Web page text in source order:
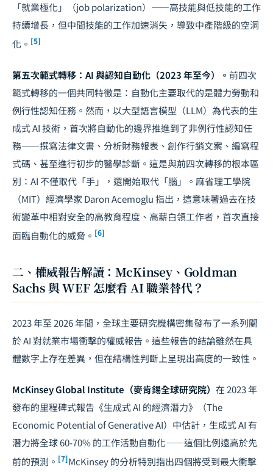
「就業極化」（job polarization）——高技能與低技能的工作
持續增長，但中間技能的工作加速消失，導致中產階級的空洞
化。 [5]
第五次範式轉移：AI 與認知自動化（2023 年至今）。 前四次
範式轉移的一個共同特徵是：自動化主要取代的是體力勞動和
例行性認知任務。然而，以大型語言模型（LLM）為代表的生
成式 AI 技術，首次將自動化的邊界推進到了非例行性認知任
務——撰寫法律文書、分析財務報表、創作行銷文案、編寫程
式碼、甚至進行初步的醫學診斷。這是與前四次轉移的根本區
別：AI 不僅取代「手」，還開始取代「腦」。麻省理工學院
（MIT）經濟學家 Daron Acemoglu 指出，這意味著過去在技
術變革中相對安全的高教育程度、高薪白領工作者，首次直接
面臨自動化的威脅。 [6]
二、權威報告解讀：McKinsey、Goldman
Sachs 與 WEF 怎麼看 AI 職業替代？
2023 年至 2026 年間，全球主要研究機構密集發布了一系列關
於 AI 對就業市場衝擊的權威報告。這些報告的結論雖然在具
體數字上存在差異，但在結構性判斷上呈現出高度的一致性。
McKinsey Global Institute（麥肯錫全球研究院） 在 2023 年
發布的里程碑式報告《生成式 AI 的經濟潛力》（The
Economic Potential of Generative AI）中估計，生成式 AI 有
潛力將全球 60-70% 的工作活動自動化——這個比例遠高於先
前的預測。 [7]McKinsey 的分析特別指出四個將受到最大衝擊